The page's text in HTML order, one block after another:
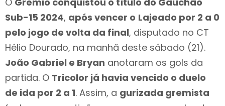
Sub-15 2024, após vencer o Lajeado por 2 a 0
pelo jogo de volta da final, disputado no CT
Hélio Dourado, na manhã deste sábado (21).
João Gabriel e Bryan anotaram os gols da
partida. O Tricolor já havia vencido o duelo
de ida por 2 a 1. Assim, a gurizada gremista